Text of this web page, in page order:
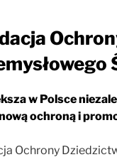
w Polsce
ochroną i
Ochrony